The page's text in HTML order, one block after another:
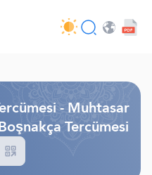
- Muhtasar
Tercümesi